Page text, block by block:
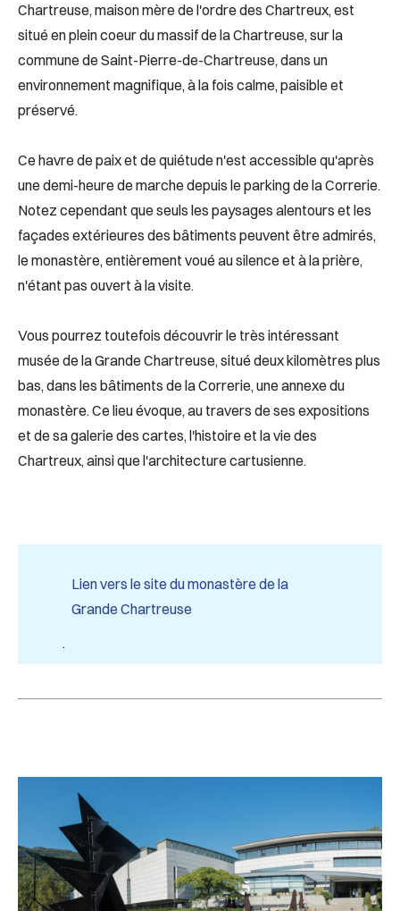
Chartreuse, maison mère de l'ordre des Chartreux, est
situé en plein coeur du massif de la Chartreuse, sur la
commune de Saint-Pierre-de-Chartreuse, dans un
environnement magnifique, à la fois calme, paisible et
préservé.
Ce havre de paix et de quiétude n'est accessible qu'après
une demi-heure de marche depuis le parking de la Correrie.
Notez cependant que seuls les paysages alentours et les
façades extérieures des bâtiments peuvent être admirés,
le monastère, entièrement voué au silence et à la prière,
n'étant pas ouvert à la visite.
Vous pourrez toutefois découvrir le très intéressant
musée de la Grande Chartreuse, situé deux kilomètres plus
bas, dans les bâtiments de la Correrie, une annexe du
monastère. Ce lieu évoque, au travers de ses expositions
et de sa galerie des cartes, l'histoire et la vie des
Chartreux, ainsi que l'architecture cartusienne.
Lien vers le site du monastère de la
Grande Chartreuse
.